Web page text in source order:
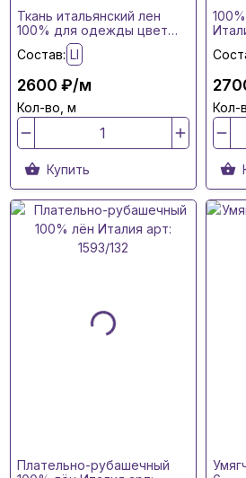
Ткань итальянский лен
100% для одежды цвет
лавандовый арт: 9152861
Состав: LI
2600 ₽/м
Кол-во, м
Купить
Кол-
Плательно-рубашечный